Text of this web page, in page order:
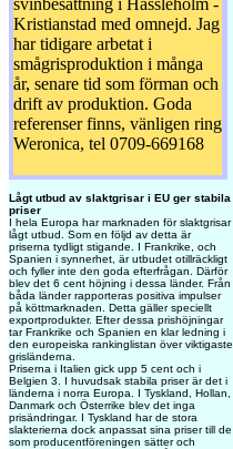
svinbesättning i Hässleholm -
Kristianstad med omnejd. Jag
har tidigare arbetat i
smågrisproduktion i många
år, senare tid som förman och
drift av produktion. Goda
referenser finns, vänligen ring
Weronica, tel 0709-669168
Lågt utbud av slaktgrisar i EU ger stabila
priser
I hela Europa har marknaden för slaktgrisar
lågt utbud. Som en följd av detta är
priserna tydligt stigande. I Frankrike, och
Spanien i synnerhet, är utbudet otillräckligt
och fyller inte den goda efterfrågan. Därför
blev det 6 cent höjning i dessa länder. Från
båda länder rapporteras positiva impulser
på köttmarknaden. Detta gäller speciellt
exportprodukter. Efter dessa prishöjningar
tar Frankrike och Spanien en klar ledning i
den europeiska rankinglistan över viktigaste
grisländerna.
Priserna i Italien gick upp 5 cent och i
Belgien 3. I huvudsak stabila priser är det i
länderna i norra Europa. I Tyskland, Hollan,
Danmark och Österrike blev det inga
prisändringar. I Tyskland har de stora
slakterierna dock anpassat sina priser till de
som producentföreningen sätter och